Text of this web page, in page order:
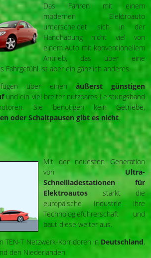
Das Fahren mit einem
modernen Elektroauto
unterscheidet sich in der
Handhabung nicht viel von
einem Auto mit konventionellem
Antrieb, das über eine
Fahrgefühl ist aber ein gänzlich anderes.
über einen äußerst günstigen
und ein viel breiter nutzbares Leistungsband
Sie benötigen kein Getriebe,
oder Schaltpausen gibt es nicht.
Mit der neuesten Generation
vonUltra-
Schnellladestationen für
Elektroautos stärkt die
europäische Industrie ihre
Technologieführerschaft und
baut diese weiter aus.
TEN-T Netzwerk-Korridoren in Deutschland,
den Niederlanden